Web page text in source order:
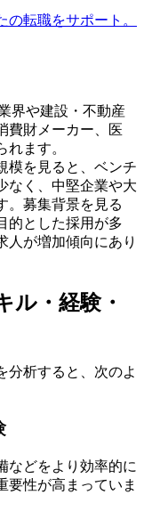
転職をサポート。
界や建設・不動産
費財メーカー、医
ます。
模を見ると、ベンチ
なく、中堅企業や大
。募集背景を見る
的とした採用が多
人が増加傾向にあり
ル・経験・
分析すると、次のよ
などをより効率的に
要性が高まっていま